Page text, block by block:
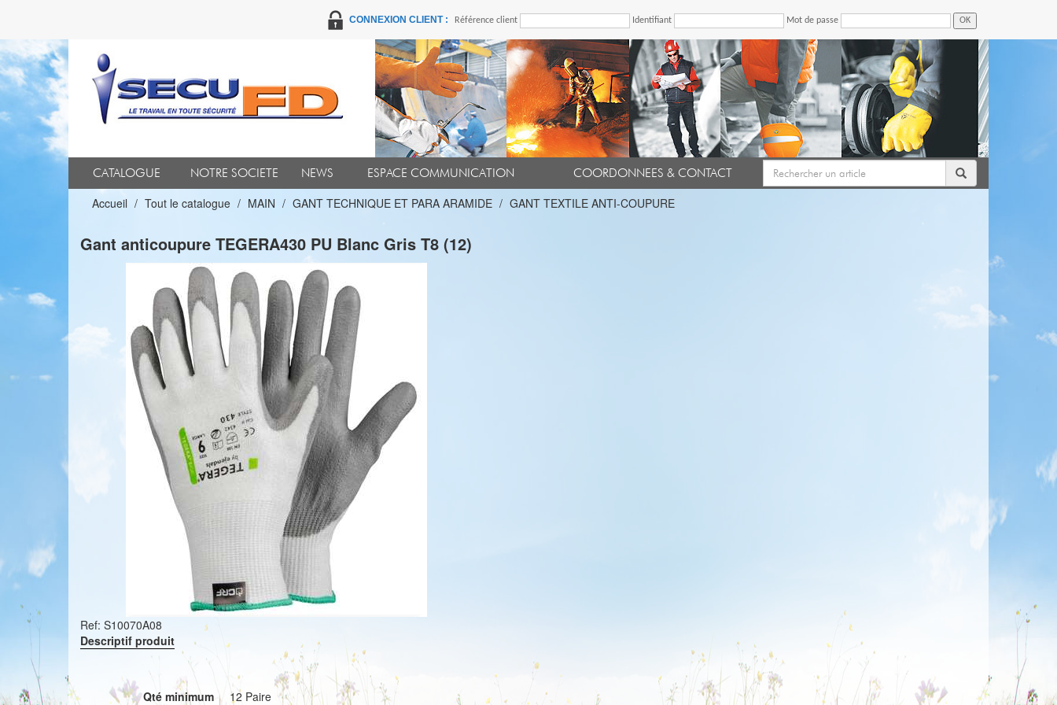
CONNEXION CLIENT : Référence client Identifiant Mot de passe OK
CATALOGUE NOTRE SOCIETE NEWS ESPACE COMMUNICATION COORDONNEES & CONTACT
Accueil Tout le catalogue MAIN GANT TECHNIQUE ET PARA ARAMIDE GANT TEXTILE ANTI-COUPURE
Gant anticoupure TEGERA430 PU Blanc Gris T8 (12)
Ref: S10070A08
Descriptif produit
Qté minimum
12 Paire